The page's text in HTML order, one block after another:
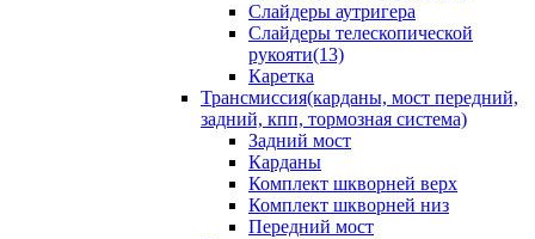
Слайдеры аутригера
Слайдеры телескопической
рукояти(13)
Каретка
Трансмиссия(карданы, мост передний,
задний, кпп, тормозная система)
Задний мост
Карданы
Комплект шкворней верх
Комплект шкворней низ
Передний мост